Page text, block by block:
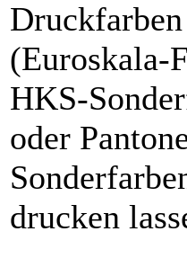
Druckfarben
(Euroskala-
HKS-
oder
drucken